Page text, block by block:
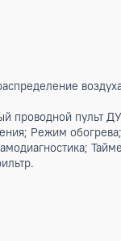
Fi
li></ul>
в
воздушных
потока;</
внутренние
обогрев